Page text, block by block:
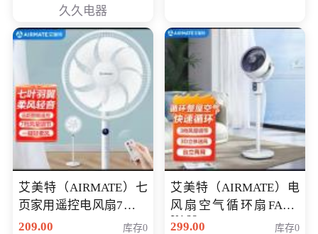
久久电器
艾美特（AIRMATE）七
页家用遥控电风扇7档风
量空气循环摇头立式落
209.00 库存0
艾美特（AIRMATE）电
风扇空气循环扇FA18-
X168
299.00 库存0